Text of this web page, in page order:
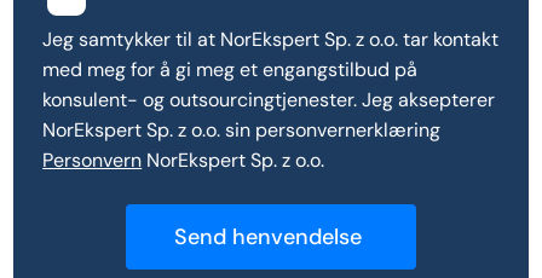
Jeg samtykker til at NorEkspert Sp. z o.o. tar kontakt
med meg for å gi meg et engangstilbud på
konsulent- og outsourcingtjenester. Jeg aksepterer
NorEkspert Sp. z o.o. sin personvernerklæring
Personvern NorEkspert Sp. z o.o.